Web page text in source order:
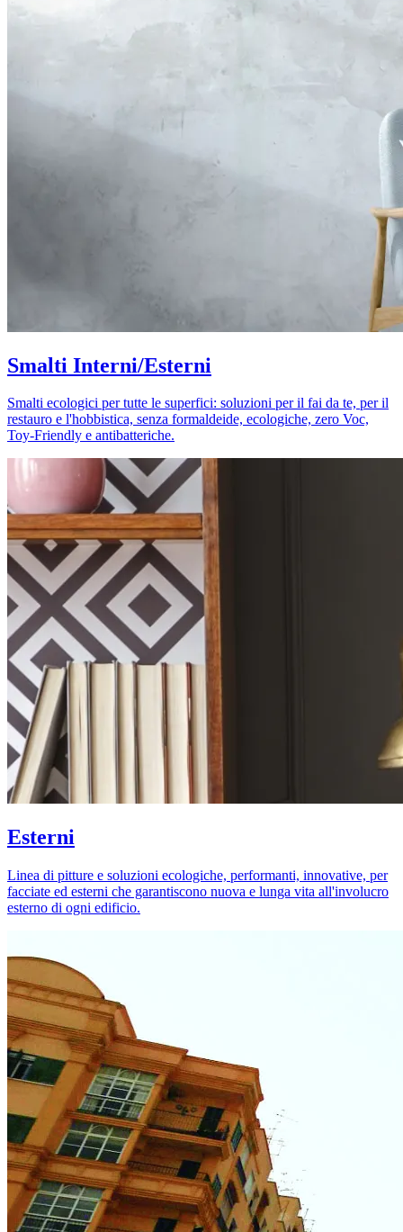
Smalti Interni/Esterni
Smalti ecologici per tutte le superfici: soluzioni per il fai da te, per il
restauro e l'hobbistica, senza formaldeide, ecologiche, zero Voc,
Toy-Friendly e antibatteriche.
Esterni
Linea di pitture e soluzioni ecologiche, performanti, innovative, per
facciate ed esterni che garantiscono nuova e lunga vita all'involucro
esterno di ogni edificio.